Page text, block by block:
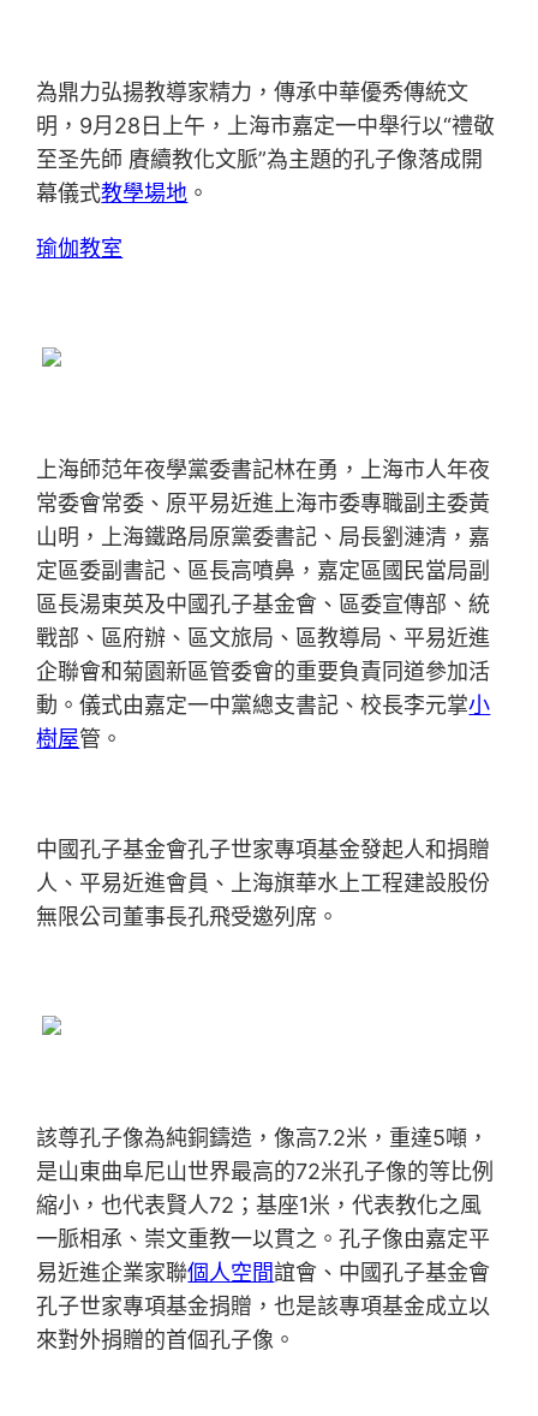
為鼎力弘揚教導家精力，傳承中華優秀傳統文
明，9月28日上午，上海市嘉定一中舉行以“禮敬
至圣先師 賡續教化文脈”為主題的孔子像落成開
幕儀式教學場地 。
瑜伽教室
上海師范年夜學黨委書記林在勇，上海市人年夜
常委會常委、原平易近進上海市委專職副主委黃
山明，上海鐵路局原黨委書記、局長劉漣清，嘉
定區委副書記、區長高噴鼻，嘉定區國民當局副
區長湯東英及中國孔子基金會、區委宣傳部、統
戰部、區府辦、區文旅局、區教導局、平易近進
企聯會和菊園新區管委會的重要負責同道參加活
動。儀式由嘉定一中黨總支書記、校長李元掌小
樹屋管。
中國孔子基金會孔子世家專項基金發起人和捐贈
人、平易近進會員、上海旗華水上工程建設股份
無限公司董事長孔飛受邀列席。
該尊孔子像為純銅鑄造，像高7.2米，重達5噸，
是山東曲阜尼山世界最高的72米孔子像的等比例
縮小，也代表賢人72；基座1米，代表教化之風
一脈相承、崇文重教一以貫之。孔子像由嘉定平
易近進企業家聯個人空間誼會、中國孔子基金會
孔子世家專項基金捐贈，也是該專項基金成立以
來對外捐贈的首個孔子像。